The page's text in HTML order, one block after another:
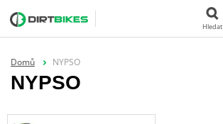
Hledat
Domů NYPSO
NYPSO